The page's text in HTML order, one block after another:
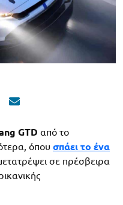
GTD από το
όπου σπάει το ένα
σε πρέσβειρα